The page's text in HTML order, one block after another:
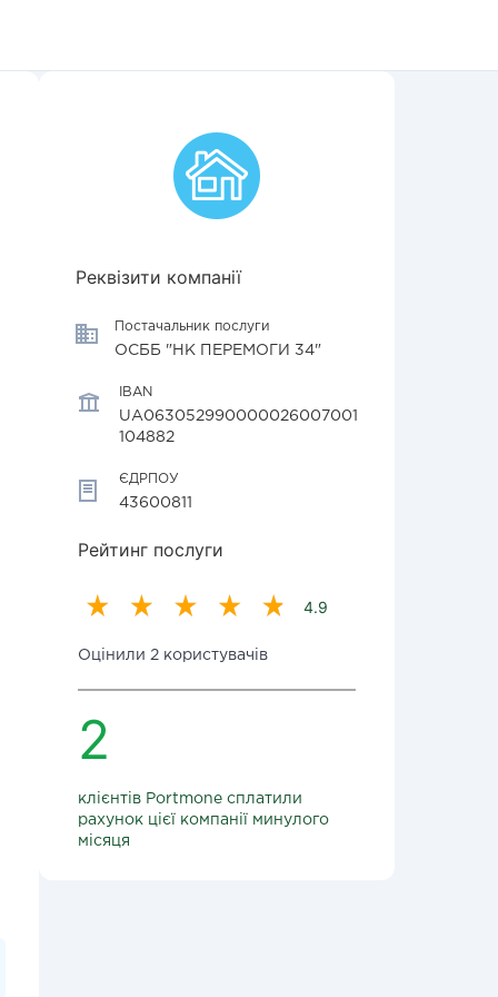
Реквізити компанії
Постачальник послуги
ОСББ "НК ПЕРЕМОГИ 34"
IBAN
UA063052990000026007001
104882
ЄДРПОУ
43600811
Рейтинг послуги
4.9
Оцінили 2 користувачів
2
клієнтів Portmone сплатили
рахунок цієї компанії минулого
місяця